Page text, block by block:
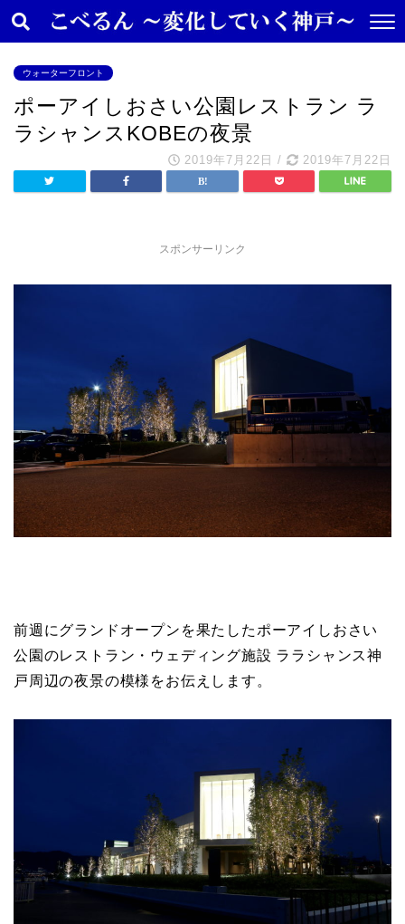
ウォーターフロント
ポーアイしおさい公園レストラン ラ
ラシャンスKOBEの夜景
2019年7月22日 / 2019年7月22日
スポンサーリンク
前週にグランドオープンを果たしたポーアイしおさい
公園のレストラン・ウェディング施設 ララシャンス神
戸周辺の夜景の模様をお伝えします。